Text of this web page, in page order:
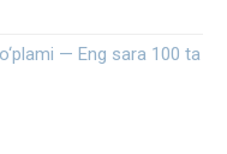
— Eng sara 100 ta